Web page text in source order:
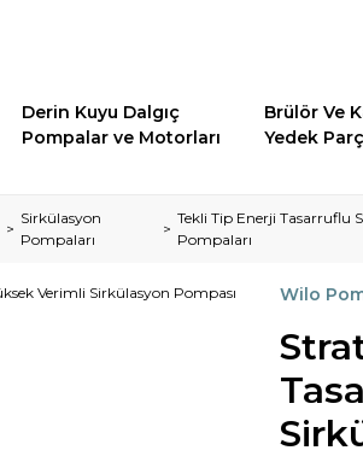
Derin Kuyu Dalgıç
Pompalar ve Motorları
Brülör Ve
Yedek
Sirkülasyon
Pompaları
Tekli Tip Enerji Tasarruflu
Pompaları
Wilo